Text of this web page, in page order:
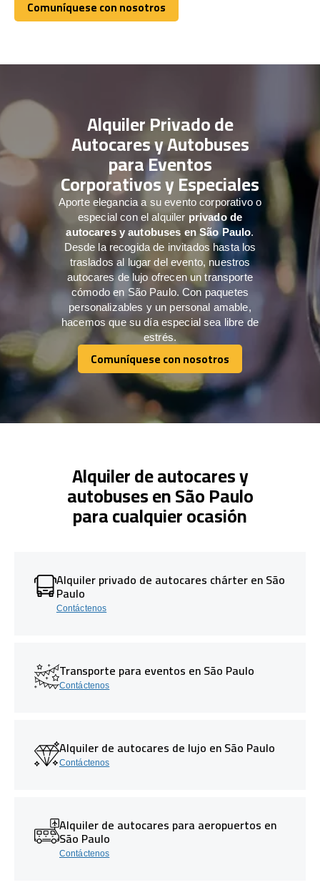
Comuníquese con nosotros
Comuníquese con nosotros
Alquiler Privado de
Autocares y Autobuses
para Eventos
Corporativos y Especiales
Aporte elegancia a su evento corporativo o
especial con el alquiler privado de
autocares y autobuses en São Paulo.
Desde la recogida de invitados hasta los
traslados al lugar del evento, nuestros
autocares de lujo ofrecen un transporte
cómodo en São Paulo. Con paquetes
personalizables y un personal amable,
hacemos que su día especial sea libre de
estrés.
Comuníquese con nosotros
Comuníquese con nosotros
Alquiler de autocares y
autobuses en São Paulo
para cualquier ocasión
Alquiler privado de autocares chárter en São
Paulo
Contáctenos
Transporte para eventos en São Paulo
Contáctenos
Alquiler de autocares de lujo en São Paulo
Contáctenos
Alquiler de autocares para aeropuertos en
São Paulo
Contáctenos